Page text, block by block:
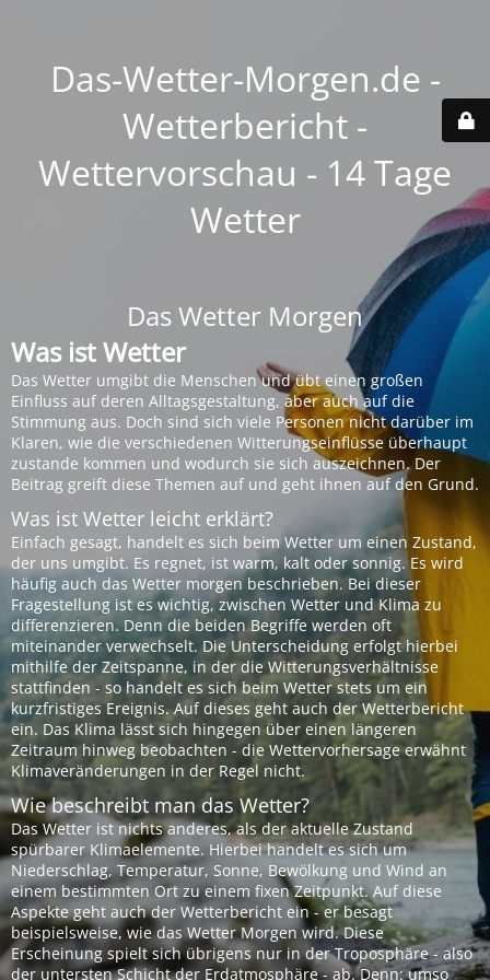
Das-Wetter-Morgen.de -
Wetterbericht -
Wettervorschau - 14 Tage
Wetter
Das Wetter Morgen
Was ist Wetter
Das Wetter umgibt die Menschen und übt einen großen
Einfluss auf deren Alltagsgestaltung, aber auch auf die
Stimmung aus. Doch sind sich viele Personen nicht darüber im
Klaren, wie die verschiedenen Witterungseinflüsse überhaupt
zustande kommen und wodurch sie sich auszeichnen. Der
Beitrag greift diese Themen auf und geht ihnen auf den Grund.
Was ist Wetter leicht erklärt?
Einfach gesagt, handelt es sich beim Wetter um einen Zustand,
der uns umgibt. Es regnet, ist warm, kalt oder sonnig. Es wird
häufig auch das Wetter morgen beschrieben. Bei dieser
Fragestellung ist es wichtig, zwischen Wetter und Klima zu
differenzieren. Denn die beiden Begriffe werden oft
miteinander verwechselt. Die Unterscheidung erfolgt hierbei
mithilfe der Zeitspanne, in der die Witterungsverhältnisse
stattfinden - so handelt es sich beim Wetter stets um ein
kurzfristiges Ereignis. Auf dieses geht auch der Wetterbericht
ein. Das Klima lässt sich hingegen über einen längeren
Zeitraum hinweg beobachten - die Wettervorhersage erwähnt
Klimaveränderungen in der Regel nicht.
Wie beschreibt man das Wetter?
Das Wetter ist nichts anderes, als der aktuelle Zustand
spürbarer Klimaelemente. Hierbei handelt es sich um
Niederschlag, Temperatur, Sonne, Bewölkung und Wind an
einem bestimmten Ort zu einem fixen Zeitpunkt. Auf diese
Aspekte geht auch der Wetterbericht ein - er besagt
beispielsweise, wie das Wetter Morgen wird. Diese
Erscheinung spielt sich übrigens nur in der Troposphäre - also
der untersten Schicht der Erdatmosphäre - ab. Denn: umso